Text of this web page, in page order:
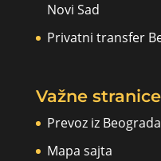
Novi Sad
Privatni transfer
Važne stranice
Prevoz iz Beograda
Mapa sajta